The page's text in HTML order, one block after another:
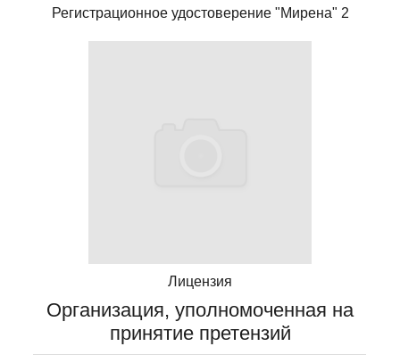
Регистрационное удостоверение "Мирена" 2
Лицензия
Организация, уполномоченная на
принятие претензий